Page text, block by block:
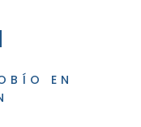
EN